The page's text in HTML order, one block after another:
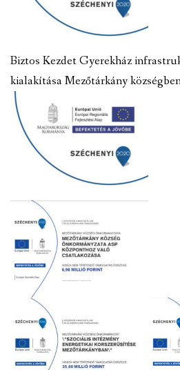
Biztos Kezdet Gyerekház
kialakítása Mezőtárkány